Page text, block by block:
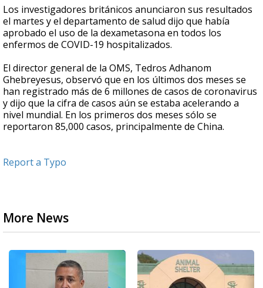
Los investigadores británicos anunciaron sus resultados
el martes y el departamento de salud dijo que había
aprobado el uso de la dexametasona en todos los
enfermos de COVID-19 hospitalizados.
El director general de la OMS, Tedros Adhanom
Ghebreyesus, observó que en los últimos dos meses se
han registrado más de 6 millones de casos de coronavirus
y dijo que la cifra de casos aún se estaba acelerando a
nivel mundial. En los primeros dos meses sólo se
reportaron 85,000 casos, principalmente de China.
Report a Typo
More News